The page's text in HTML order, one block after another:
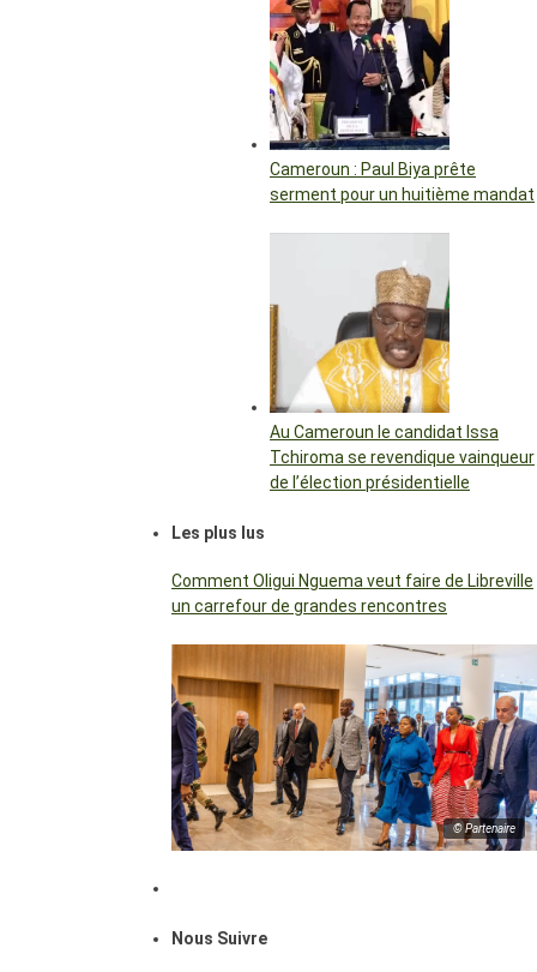
Cameroun : Paul Biya prête
serment pour un huitième mandat
Au Cameroun le candidat Issa
Tchiroma se revendique vainqueur
de l’élection présidentielle
Les plus lus
Comment Oligui Nguema veut faire de Libreville
un carrefour de grandes rencontres
© Partenaire
Nous Suivre